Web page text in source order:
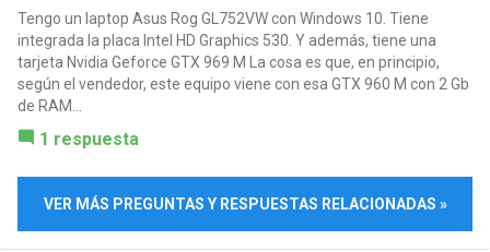
Tengo un laptop Asus Rog GL752VW con Windows 10. Tiene
integrada la placa Intel HD Graphics 530. Y además, tiene una
tarjeta Nvidia Geforce GTX 969 M La cosa es que, en principio,
según el vendedor, este equipo viene con esa GTX 960 M con 2 Gb
de RAM...
1 respuesta
VER MÁS PREGUNTAS Y RESPUESTAS RELACIONADAS »